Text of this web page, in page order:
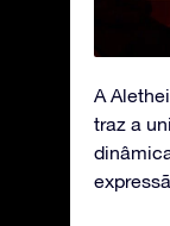
A
traz a